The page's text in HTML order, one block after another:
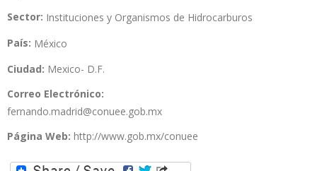
Sector: Instituciones y Organismos de Hidrocarburos
País: México
Ciudad: Mexico- D.F.
Correo Electrónico:
fernando.madrid@conuee.gob.mx
Página Web: http://www.gob.mx/conuee